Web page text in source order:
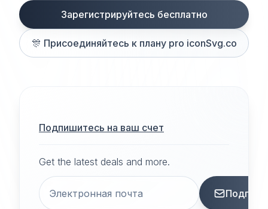
Зарегистрируйтесь бесплатно
🎊 Присоединяйтесь к плану pro iconSvg.co
Подпишитесь на ваш счет
Get the latest deals and more.